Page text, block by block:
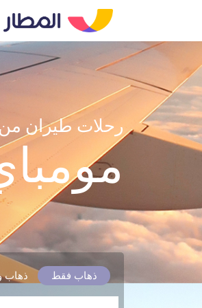
رحلات طيران من
ذهاب فقط ذهاب